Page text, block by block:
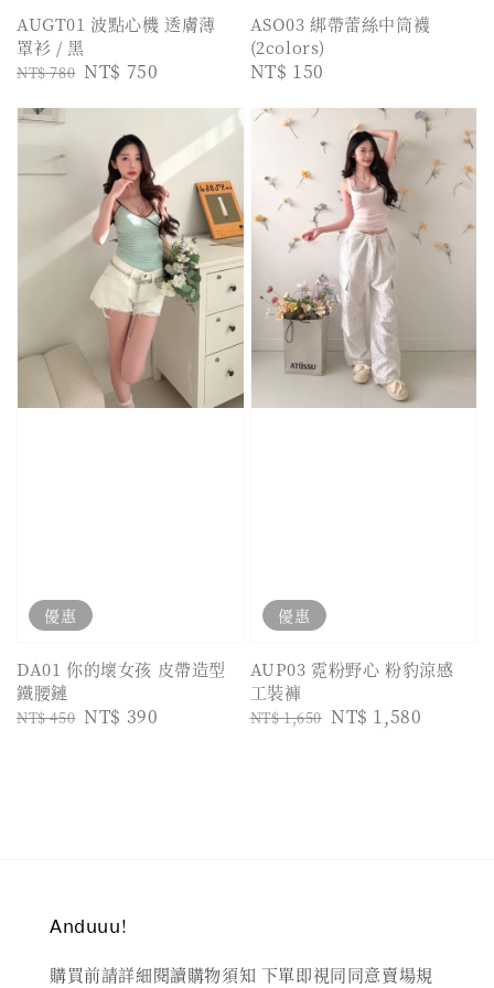
AUGT01 波點心機 透膚薄
罩衫 / 黑
Regular
NT$ 780 Sale
NT$ 750
ASO03 綁帶蕾絲中筒襪
(2colors)
Regular
NT$ 150
優惠
DA01 你的壞女孩 皮帶造型
鐵腰鏈
Regular
NT$ 450 Sale
NT$ 390
優惠
AUP03 霓粉野心 粉豹涼感
工裝褲
Regular
NT$ 1,650 Sale
NT$ 1,580
𝖠𝗇𝖽𝗎𝗎𝗎!
購買前請詳細閱讀購物須知 下單即視同同意賣場規